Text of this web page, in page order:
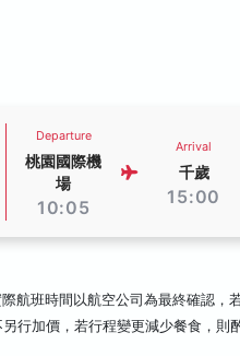
Departure
桃園國際機
場
10:05
Arrival
千歲
15:00
航班時間以航空公司為最終確認，
行加價，若行程變更減少餐食，則